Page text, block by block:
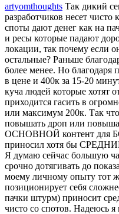
artyomthoughts Так дикий
разработчиков несет
споты дают денег как на
и ресы которые падают
локации, так почему если
остальные? Раньше
более менее. Но благодаря
в цене и 400к за 15-20
куча людей которые хотят
приходится гасить в
или максимум 200к. Так
повышать дроп или
ОСНОВНОЙ контент для
приносил хотя бы
Я думаю сейчас большую
срочно дотягивать до
моему личному опыту тот
позиционирует себя
пачки штурм) приносит
чисто со спотов. Надеюсь